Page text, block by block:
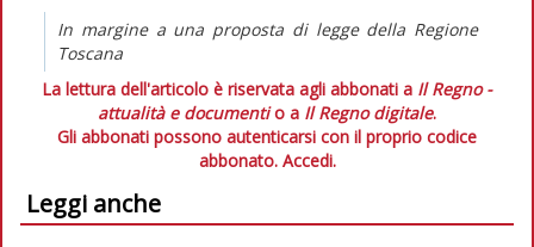
In margine a una proposta di legge della Regione
Toscana
La lettura dell'articolo è riservata agli abbonati a Il Regno -
attualità e documentio a Il Regno digitale.
Gli abbonati possono autenticarsi con il proprio codice
abbonato. Accedi.
Leggi anche